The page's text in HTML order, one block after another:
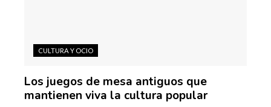
CULTURA Y OCIO
Los juegos de mesa antiguos que
mantienen viva la cultura popular